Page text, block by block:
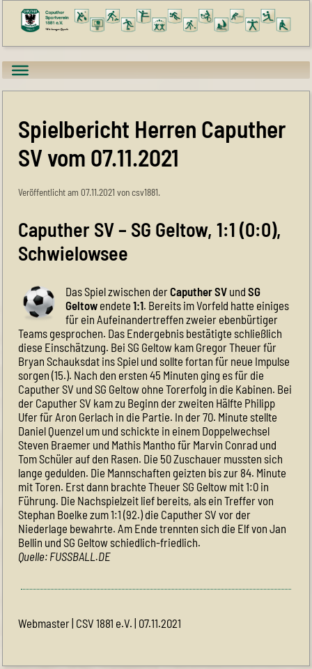
Spielbericht Herren Caputher
SV vom 07.11.2021
Veröffentlicht am 07.11.2021 von csv1881.
Caputher SV – SG Geltow, 1:1 (0:0),
Schwielowsee
Das Spiel zwischen derCaputher SV undSG
Geltow endete1:1. Bereits im Vorfeld hatte einiges
für ein Aufeinandertreffen zweier ebenbürtiger
Teams gesprochen. Das Endergebnis bestätigte schließlich
diese Einschätzung. Bei SG Geltow kam Gregor Theuer für
Bryan Schauksdat ins Spiel und sollte fortan für neue Impulse
sorgen (15.). Nach den ersten 45 Minuten ging es für die
Caputher SV und SG Geltow ohne Torerfolg in die Kabinen. Bei
der Caputher SV kam zu Beginn der zweiten Hälfte Philipp
Ufer für Aron Gerlach in die Partie. In der 70. Minute stellte
Daniel Quenzel um und schickte in einem Doppelwechsel
Steven Braemer und Mathis Mantho für Marvin Conrad und
Tom Schüler auf den Rasen. Die 50 Zuschauer mussten sich
lange gedulden. Die Mannschaften geizten bis zur 84. Minute
mit Toren. Erst dann brachte Theuer SG Geltow mit 1:0 in
Führung. Die Nachspielzeit lief bereits, als ein Treffer von
Stephan Boelke zum 1:1 (92.) die Caputher SV vor der
Niederlage bewahrte. Am Ende trennten sich die Elf von Jan
Bellin und SG Geltow schiedlich-friedlich.
Quelle: FUSSBALL.DE
Webmaster | CSV 1881 e.V. | 07.11.2021